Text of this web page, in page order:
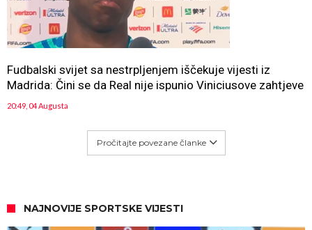
Fudbalski svijet sa nestrpljenjem iščekuje vijesti iz
Madrida: Čini se da Real nije ispunio Viniciusove zahtjeve
20:49, 04 Augusta
Pročitajte povezane članke
NAJNOVIJE SPORTSKE VIJESTI